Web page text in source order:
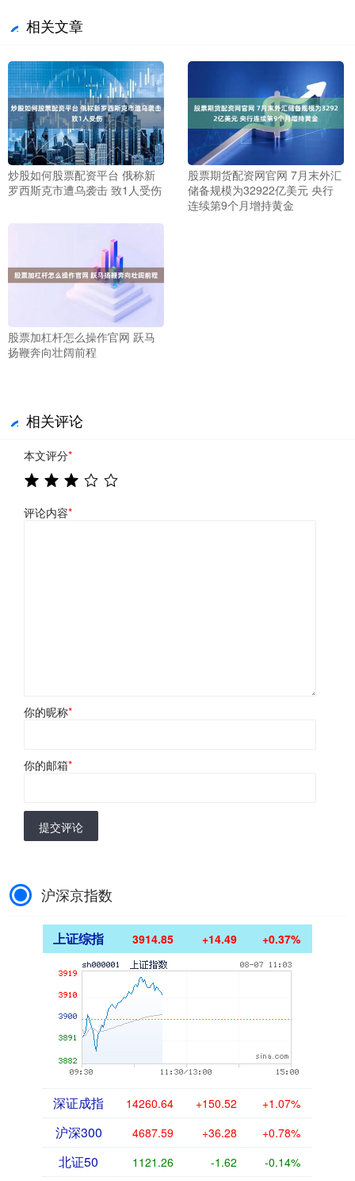
相关文章
炒股如何股票配资平台 俄称新
罗西斯克市遭乌袭击 致1人受伤
股票期货配资网官网 7月末外汇
储备规模为32922亿美元 央行
连续第9个月增持黄金
股票加杠杆怎么操作官网 跃马
扬鞭奔向壮阔前程
相关评论
本文评分*
评论内容*
你的昵称*
你的邮箱*
提交评论
沪深京指数
上证综指 3914.85 +14.49 +0.37%
深证成指 14260.64 +150.52 +1.07%
沪深300 4687.59 +36.28 +0.78%
北证50 1121.26 -1.62 -0.14%